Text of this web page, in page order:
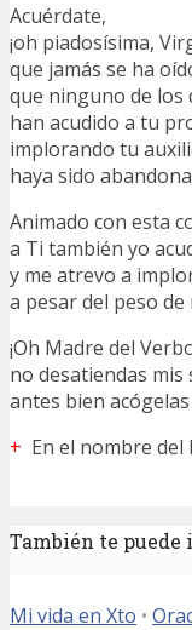
Acuérdate,
¡oh piadosísima,
que jamás se ha
que ninguno de los
han acudido a tu
implorando tu
haya sido
Animado con esta
a Ti también yo
y me atrevo a
a pesar del peso de
¡Oh Madre del
no desatiendas mis
antes bien
+ En el nombre del
También te puede
Mi vida en Xto •